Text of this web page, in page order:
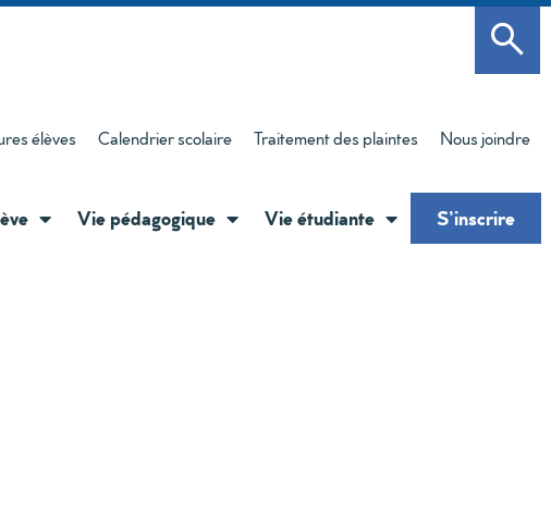
élèves Calendrier scolaire Traitement des plaintes Nous joindre
Vie pédagogique Vie étudiante S’inscrire